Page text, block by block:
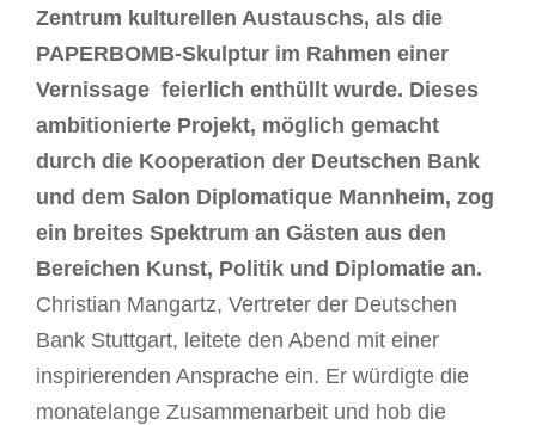
Zentrum kulturellen Austauschs, als die
PAPERBOMB-Skulptur im Rahmen einer
Vernissage feierlich enthüllt wurde. Dieses
ambitionierte Projekt, möglich gemacht
durch die Kooperation der Deutschen Bank
und dem Salon Diplomatique Mannheim, zog
ein breites Spektrum an Gästen aus den
Bereichen Kunst, Politik und Diplomatie an.
Christian Mangartz, Vertreter der Deutschen
Bank Stuttgart, leitete den Abend mit einer
inspirierenden Ansprache ein. Er würdigte die
monatelange Zusammenarbeit und hob die